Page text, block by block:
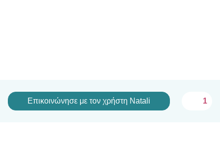
Επικοινώνησε με τον χρήστη Natali 1